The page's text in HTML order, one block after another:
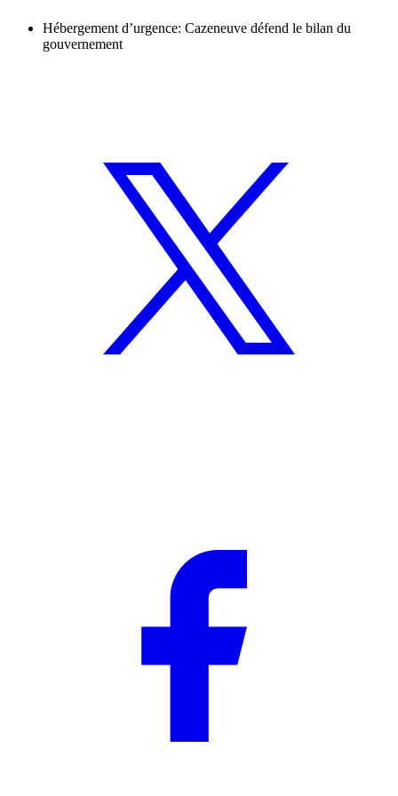
Hébergement d’urgence: Cazeneuve défend le bilan du
gouvernement